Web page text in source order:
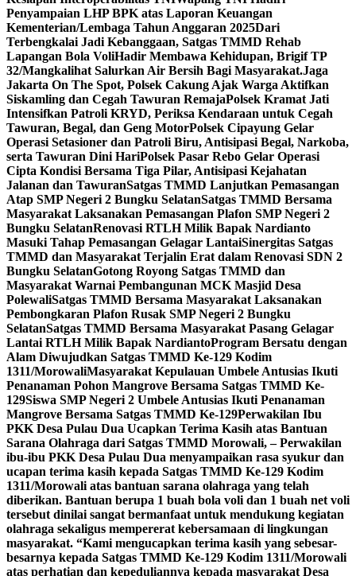
Penyampaian LHP BPK atas Laporan Keuangan
Kementerian/Lembaga Tahun Anggaran 2025Dari
Terbengkalai Jadi Kebanggaan, Satgas TMMD Rehab
Lapangan Bola VoliHadir Membawa Kehidupan, Brigif TP
32/Mangkalihat Salurkan Air Bersih Bagi Masyarakat.Jaga
Jakarta On The Spot, Polsek Cakung Ajak Warga Aktifkan
Siskamling dan Cegah Tawuran RemajaPolsek Kramat Jati
Intensifkan Patroli KRYD, Periksa Kendaraan untuk Cegah
Tawuran, Begal, dan Geng MotorPolsek Cipayung Gelar
Operasi Setasioner dan Patroli Biru, Antisipasi Begal, Narkoba,
serta Tawuran Dini HariPolsek Pasar Rebo Gelar Operasi
Cipta Kondisi Bersama Tiga Pilar, Antisipasi Kejahatan
Jalanan dan TawuranSatgas TMMD Lanjutkan Pemasangan
Atap SMP Negeri 2 Bungku SelatanSatgas TMMD Bersama
Masyarakat Laksanakan Pemasangan Plafon SMP Negeri 2
Bungku SelatanRenovasi RTLH Milik Bapak Nardianto
Masuki Tahap Pemasangan Gelagar LantaiSinergitas Satgas
TMMD dan Masyarakat Terjalin Erat dalam Renovasi SDN 2
Bungku SelatanGotong Royong Satgas TMMD dan
Masyarakat Warnai Pembangunan MCK Masjid Desa
PolewaliSatgas TMMD Bersama Masyarakat Laksanakan
Pembongkaran Plafon Rusak SMP Negeri 2 Bungku
SelatanSatgas TMMD Bersama Masyarakat Pasang Gelagar
Lantai RTLH Milik Bapak NardiantoProgram Bersatu dengan
Alam Diwujudkan Satgas TMMD Ke-129 Kodim
1311/MorowaliMasyarakat Kepulauan Umbele Antusias Ikuti
Penanaman Pohon Mangrove Bersama Satgas TMMD Ke-
129Siswa SMP Negeri 2 Umbele Antusias Ikuti Penanaman
Mangrove Bersama Satgas TMMD Ke-129Perwakilan Ibu
PKK Desa Pulau Dua Ucapkan Terima Kasih atas Bantuan
Sarana Olahraga dari Satgas TMMD Morowali, – Perwakilan
ibu-ibu PKK Desa Pulau Dua menyampaikan rasa syukur dan
ucapan terima kasih kepada Satgas TMMD Ke-129 Kodim
1311/Morowali atas bantuan sarana olahraga yang telah
diberikan. Bantuan berupa 1 buah bola voli dan 1 buah net voli
tersebut dinilai sangat bermanfaat untuk mendukung kegiatan
olahraga sekaligus mempererat kebersamaan di lingkungan
masyarakat. “Kami mengucapkan terima kasih yang sebesar-
besarnya kepada Satgas TMMD Ke-129 Kodim 1311/Morowali
atas perhatian dan kepeduliannya kepada masyarakat Desa